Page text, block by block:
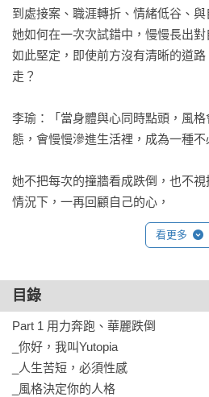
到處接案、職涯轉折、情緒低谷、
她如何在一次次試錯中，慢慢長出
如此堅定，即使前方沒有清晰的道
走？
李瑜：「當身體與心同時點頭，風
態，會慢慢滲進生活裡，成為一種不
她不把每次的撞牆看成跌倒，也不
情況下，一再回顧自己的心，
並相信自己的每個選擇，能帶她到
的無知，反而是帶著所有彎路與顛簸
看更多
目錄
Part 1 用力奔跑、華麗跌倒
_你好，我叫Yutopia
_人生苦短，必須性感
_風格決定你的人格